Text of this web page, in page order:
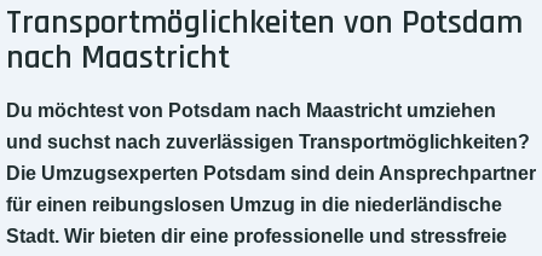
Transportmöglichkeiten von Potsdam
nach Maastricht
Du möchtest von Potsdam nach Maastricht umziehen
und suchst nach zuverlässigen Transportmöglichkeiten?
Die Umzugsexperten Potsdam sind dein Ansprechpartner
für einen reibungslosen Umzug in die niederländische
Stadt. Wir bieten dir eine professionelle und stressfreie